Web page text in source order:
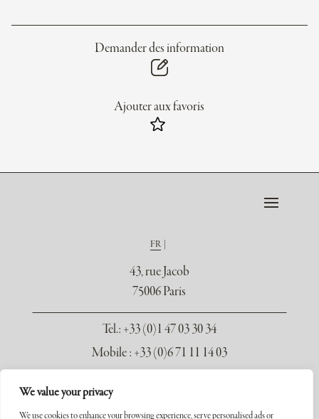
We value your privacy
We use cookies to enhance your browsing experience, serve personalised ads or
Demander des information
Ajouter aux favoris
FR
43, rue Jacob
75006 Paris
Tel.: +33 (0)1 47 03 30 34
Mobile : +33 (0)6 71 11 14 03